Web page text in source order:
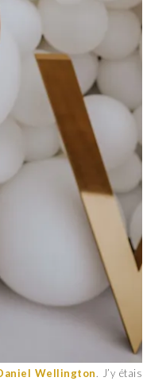
Wellington. J’y étais